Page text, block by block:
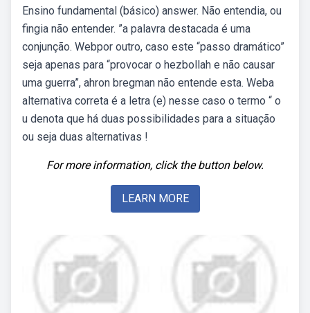
Ensino fundamental (básico) answer. Não entendia, ou
fingia não entender. ”a palavra destacada é uma
conjunção. Webpor outro, caso este “passo dramático”
seja apenas para “provocar o hezbollah e não causar
uma guerra”, ahron bregman não entende esta. Weba
alternativa correta é a letra (e) nesse caso o termo “ o
u denota que há duas possibilidades para a situação
ou seja duas alternativas !
For more information, click the button below.
LEARN MORE